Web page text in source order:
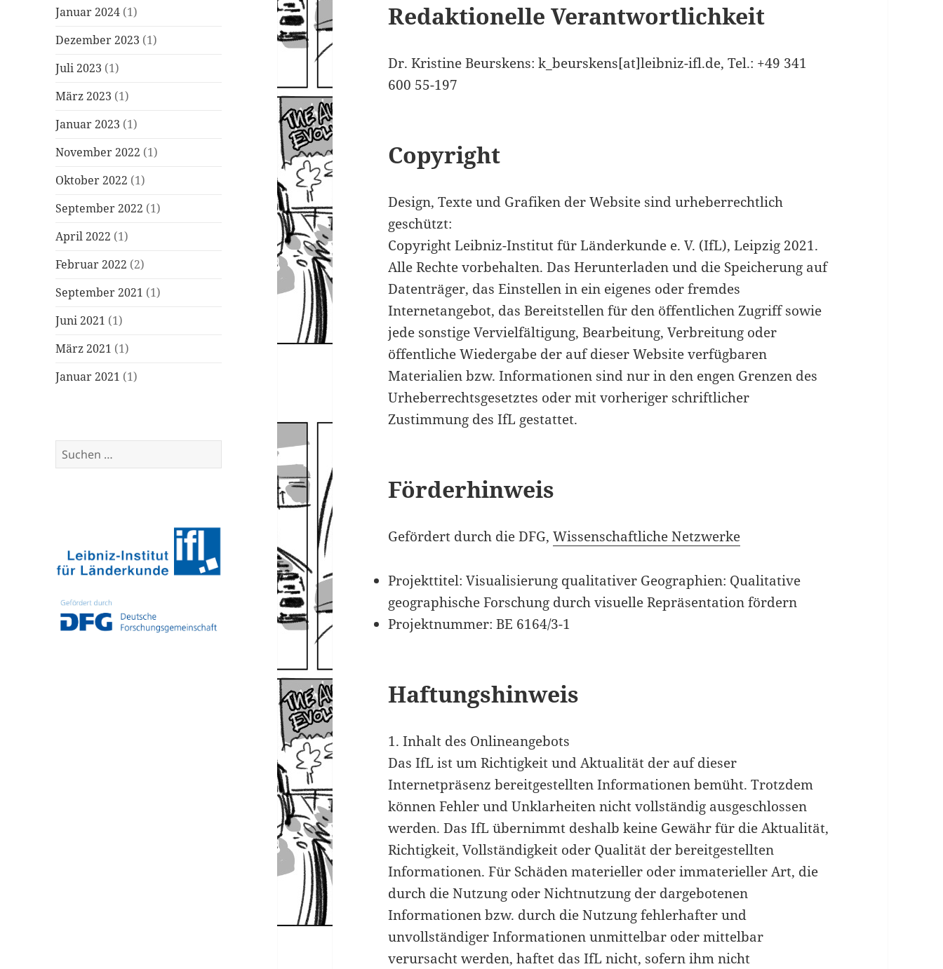
Januar 2024 (1)
Dezember 2023 (1)
Juli 2023 (1)
März 2023 (1)
Januar 2023 (1)
November 2022 (1)
Oktober 2022 (1)
September 2022 (1)
April 2022 (1)
Februar 2022 (2)
September 2021 (1)
Juni 2021 (1)
März 2021 (1)
Januar 2021 (1)
Suchen
nach:
Redaktionelle Verantwortlichkeit
Dr. Kristine Beurskens: k_beurskens[at]leibniz-ifl.de, Tel.: +49 341
600 55-197
Copyright
Design, Texte und Grafiken der Website sind urheberrechtlich
geschützt:
Copyright Leibniz-Institut für Länderkunde e. V. (IfL), Leipzig 2021.
Alle Rechte vorbehalten. Das Herunterladen und die Speicherung auf
Datenträger, das Einstellen in ein eigenes oder fremdes
Internetangebot, das Bereitstellen für den öffentlichen Zugriff sowie
jede sonstige Vervielfältigung, Bearbeitung, Verbreitung oder
öffentliche Wiedergabe der auf dieser Website verfügbaren
Materialien bzw. Informationen sind nur in den engen Grenzen des
Urheberrechtsgesetztes oder mit vorheriger schriftlicher
Zustimmung des IfL gestattet.
Förderhinweis
Gefördert durch die DFG,Wissenschaftliche Netzwerke
Projekttitel: Visualisierung qualitativer Geographien: Qualitative
geographische Forschung durch visuelle Repräsentation fördern
Projektnummer: BE 6164/3-1
Haftungshinweis
1. Inhalt des Onlineangebots
Das IfL ist um Richtigkeit und Aktualität der auf dieser
Internetpräsenz bereitgestellten Informationen bemüht. Trotzdem
können Fehler und Unklarheiten nicht vollständig ausgeschlossen
werden. Das IfL übernimmt deshalb keine Gewähr für die Aktualität,
Richtigkeit, Vollständigkeit oder Qualität der bereitgestellten
Informationen. Für Schäden materieller oder immaterieller Art, die
durch die Nutzung oder Nichtnutzung der dargebotenen
Informationen bzw. durch die Nutzung fehlerhafter und
unvollständiger Informationen unmittelbar oder mittelbar
verursacht werden, haftet das IfL nicht, sofern ihm nicht